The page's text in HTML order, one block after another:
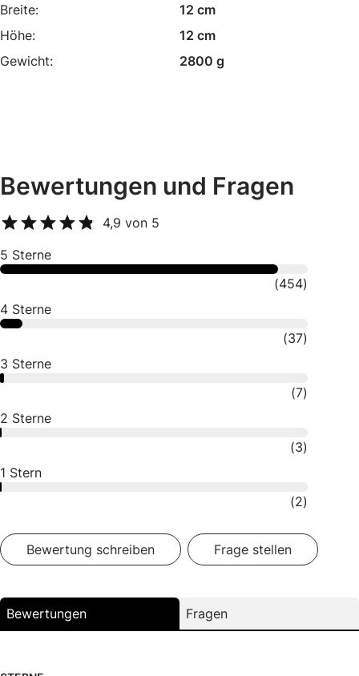
Breite:
12 cm
Höhe:
12 cm
Gewicht:
2800 g
Bewertungen und Fragen
4,9 von 5
5 Sterne
(454)
4 Sterne
(37)
3 Sterne
(7)
2 Sterne
(3)
1 Stern
(2)
Bewertung schreiben Frage stellen
Bewertungen Fragen